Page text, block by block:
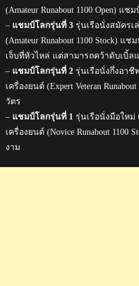
(Amateur Runabout 1100 Open) แ
– แชมป์โลกรุ่นที่ 3รุ่นเรือนั่งสมัครเ
(Amateur Runabout 1100 Stock) แ
เจ็บที่หัวไหล่ แต่สามารถคว้าดับเบิ้ล
– แชมป์โลกรุ่นที่ 2รุ่นเรือนั่งกึ่งอาชี
เครื่องยนต์ (Expert Veteran
วัตร
– แชมป์โลกรุ่นที่ 1 รุ่นเรือนั่งมือใหม่
เครื่องยนต์ (Novice Runabout 1100
งาม